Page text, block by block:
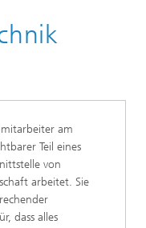
am
Teil eines
von
arbeitet. Sie
dass alles